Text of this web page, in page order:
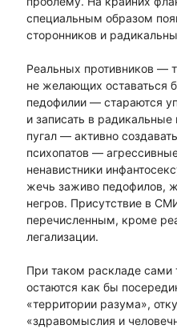
специальным образом
сторонников и
Реальных противников —
не желающих оставаться
педофилии — стараются
и записать в радикальные
пугал — активно
психопатов —
ненавистники
жечь заживо педофилов,
негров. Присутствие в
перечисленным, кроме
легализации.
При таком раскладе сами
остаются как бы
«территории разума»,
«здравомыслия и